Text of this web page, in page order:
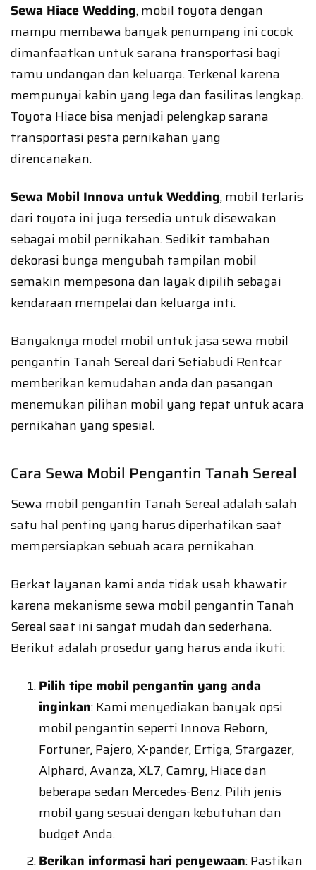
Sewa Hiace Wedding, mobil toyota dengan
mampu membawa banyak penumpang ini cocok
dimanfaatkan untuk sarana transportasi bagi
tamu undangan dan keluarga. Terkenal karena
mempunyai kabin yang lega dan fasilitas lengkap.
Toyota Hiace bisa menjadi pelengkap sarana
transportasi pesta pernikahan yang
direncanakan.
Sewa Mobil Innova untuk Wedding, mobil terlaris
dari toyota ini juga tersedia untuk disewakan
sebagai mobil pernikahan. Sedikit tambahan
dekorasi bunga mengubah tampilan mobil
semakin mempesona dan layak dipilih sebagai
kendaraan mempelai dan keluarga inti.
Banyaknya model mobil untuk jasa sewa mobil
pengantin Tanah Sereal dari Setiabudi Rentcar
memberikan kemudahan anda dan pasangan
menemukan pilihan mobil yang tepat untuk acara
pernikahan yang spesial.
Cara Sewa Mobil Pengantin Tanah Sereal
Sewa mobil pengantin Tanah Sereal adalah salah
satu hal penting yang harus diperhatikan saat
mempersiapkan sebuah acara pernikahan.
Berkat layanan kami anda tidak usah khawatir
karena mekanisme sewa mobil pengantin Tanah
Sereal saat ini sangat mudah dan sederhana.
Berikut adalah prosedur yang harus anda ikuti:
Pilih tipe mobil pengantin yang anda
inginkan: Kami menyediakan banyak opsi
mobil pengantin seperti Innova Reborn,
Fortuner, Pajero, X-pander, Ertiga, Stargazer,
Alphard, Avanza, XL7, Camry, Hiace dan
beberapa sedan Mercedes-Benz. Pilih jenis
mobil yang sesuai dengan kebutuhan dan
budget Anda.
Berikan informasi hari penyewaan: Pastikan